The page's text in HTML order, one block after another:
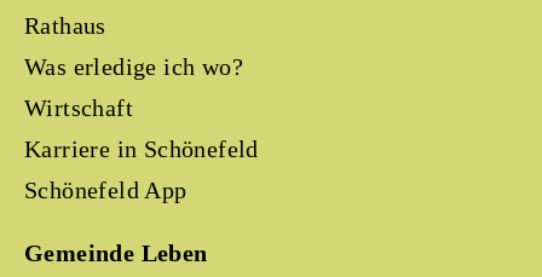
Rathaus
Was erledige ich wo?
Wirtschaft
Karriere in Schönefeld
Schönefeld App
Gemeinde Leben